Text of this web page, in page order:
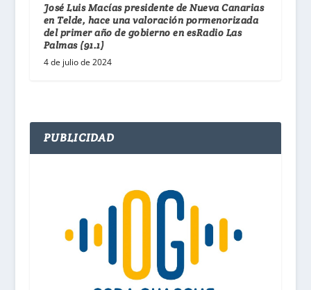
José Luis Macías presidente de Nueva Canarias
en Telde, hace una valoración pormenorizada
del primer año de gobierno en esRadio Las
Palmas (91.1)
4 de julio de 2024
PUBLICIDAD